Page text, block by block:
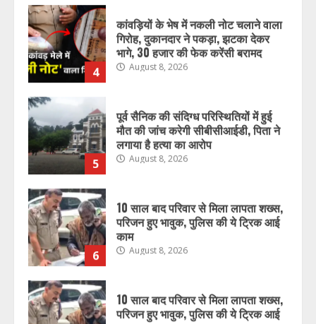
4
कांवड़ियों के भेष में नकली नोट चलाने वाला
गिरोह, दुकानदार ने पकड़ा, झटका देकर
भागे, 30 हजार की फेक करेंसी बरामद
August 8, 2026
5
पूर्व सैनिक की संदिग्ध परिस्थितियों में हुई
मौत की जांच करेगी सीबीसीआईडी, पिता ने
लगाया है हत्या का आरोप
August 8, 2026
6
10 साल बाद परिवार से मिला लापता शख्स,
परिजन हुए भावुक, पुलिस की ये ट्रिक आई
काम
August 8, 2026
10 साल बाद परिवार से मिला लापता शख्स,
परिजन हुए भावुक, पुलिस की ये ट्रिक आई